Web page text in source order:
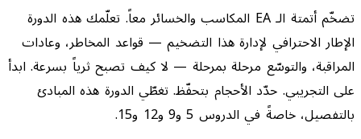
تضخّم أتمتة الـ EA المكاسب والخسائر معاً. تعلّمك هذه الدورة
الإطار الاحترافي لإدارة هذا التضخيم — قواعد المخاطر، وعادات
المراقبة، والتوسّع مرحلة بمرحلة — لا كيف تصبح ثرياً بسرعة. ابدأ
على التجريبي. حدّد الأحجام بتحفّظ. تغطّي الدورة هذه المبادئ
بالتفصيل، خاصةً في الدروس 5 و9 و12 و15.